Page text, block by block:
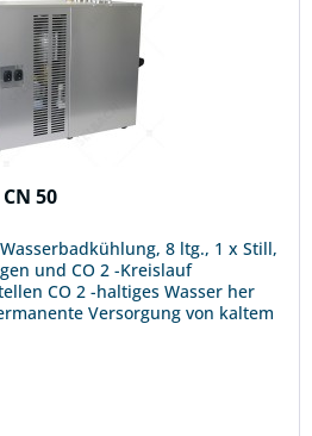
50
8 ltg., 1 x Still,
und CO 2 -Kreislauf
CO 2 -haltiges Wasser her
Versorgung von kaltem